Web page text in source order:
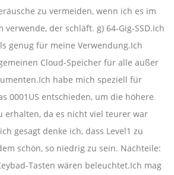
zu vermeiden, wenn ich es im
der schläft. g) 64-Gig-SSD.Ich
genug für meine Verwendung.Ich
Cloud-Speicher für alle außer
habe mich speziell für
0001US entschieden, um die höhere
erhalten, da es nicht viel teurer war
gesagt denke ich, dass Level1 zu
schön, so niedrig zu sein. Nachteile:
Tasten wären beleuchtet.Ich mag